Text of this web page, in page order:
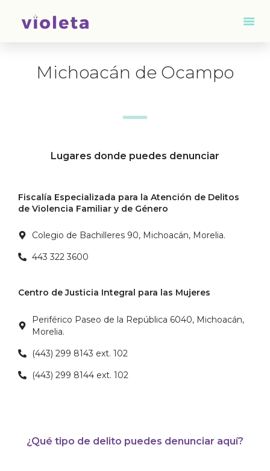
Michoacán de Ocampo
Lugares donde puedes denunciar
Fiscalía Especializada para la Atención de Delitos
de Violencia Familiar y de Género
Colegio de Bachilleres 90, Michoacán, Morelia.
443 322 3600
Centro de Justicia Integral para las Mujeres
Periférico Paseo de la República 6040, Michoacán,
Morelia.
(443) 299 8143 ext. 102
(443) 299 8144 ext. 102
¿Qué tipo de delito puedes denunciar aquí?